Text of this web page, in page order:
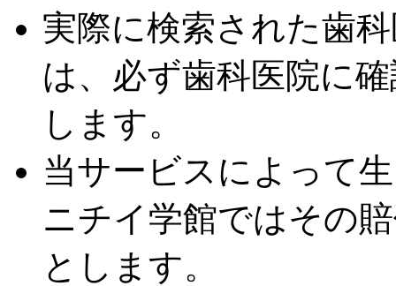
実際に検索された歯
は、必ず歯科医院に
します。
当サービスによって
ニチイ学館ではその
とします。